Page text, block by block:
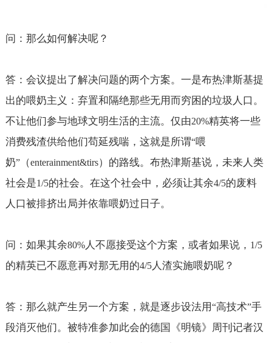
问：那么如何解决呢？
答：会议提出了解决问题的两个方案。一是布热津斯基提
出的喂奶主义：弃置和隔绝那些无用而穷困的垃圾人口。
不让他们参与地球文明生活的主流。仅由20%精英将一些
消费残渣供给他们苟延残喘，这就是所谓“喂
奶”（enterainment&tirs）的路线。布热津斯基说，未来人类
社会是1/5的社会。在这个社会中，必须让其余4/5的废料
人口被排挤出局并依靠喂奶过日子。
问：如果其余80%人不愿接受这个方案，或者如果说， 1/5
的精英已不愿意再对那无用的4/5人渣实施喂奶呢？
答：那么就产生另一个方案，就是逐步设法用“高技术”手
段消灭他们。被特准参加此会的德国《明镜》周刊记者汉